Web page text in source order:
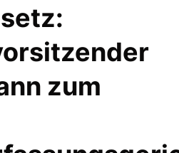
VITA
BÜRGERBÜRO
zum